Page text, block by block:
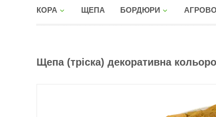
КОРА ЩЕПА БОРДЮРИ
Щепа (тріска) декоративна